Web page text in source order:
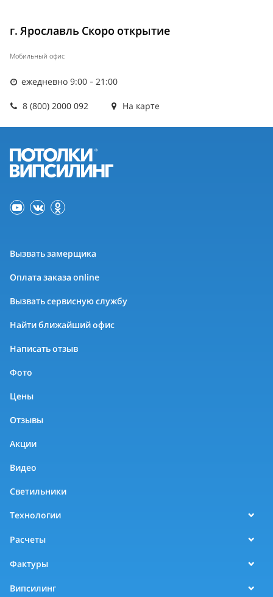
г. Ярославль Скоро открытие
Мобильный офис
ежедневно 9:00 - 21:00
8 (800) 2000 092 На карте
Вызвать замерщика
Оплата заказа online
Вызвать сервисную службу
Найти ближайший офис
Написать отзыв
Фото
Цены
Отзывы
Акции
Видео
Светильники
Технологии
Расчеты
Фактуры
Випсилинг